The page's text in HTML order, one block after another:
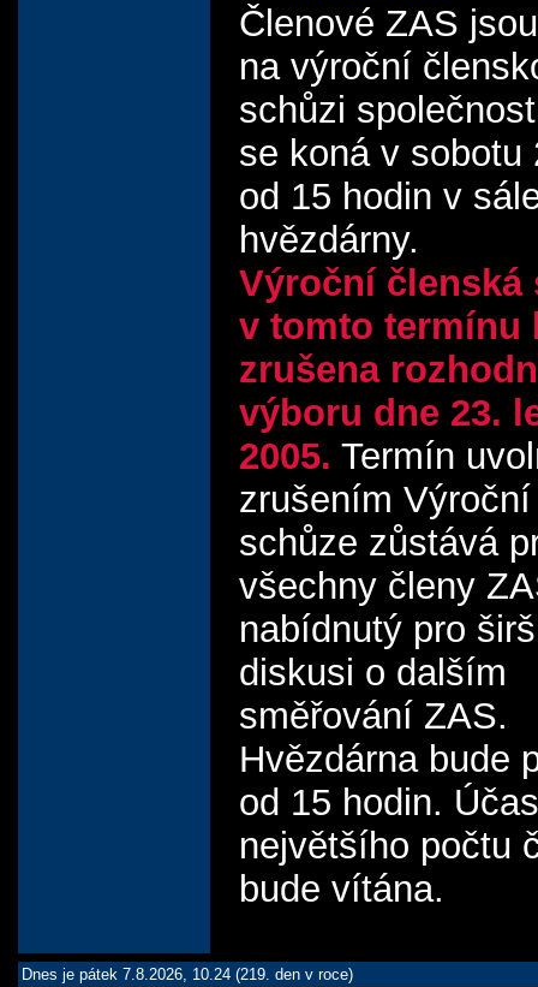
Členové ZAS
na výroční
schůzi
se koná v sobotu
od 15 hodin v
hvězdárny.
Výroční členská
v tomto termínu
zrušena
výboru dne 23.
2005. Termín
zrušením
schůze zůstává
všechny členy
nabídnutý pro
diskusi o dalším
směřování ZAS.
Hvězdárna bude
od 15 hodin.
největšího počtu
bude vítána.
Dnes je pátek 7.8.2026, 10.24 (219. den v roce)